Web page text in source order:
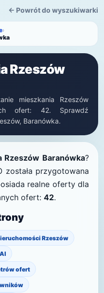
← Powrót do wyszukiwarki
›
Rzeszów
mieszkania Rzeszów
ofert: 42. Sprawdź
Baranówka.
Rzeszów Baranówka?
została przygotowana
realne oferty dla
ofert: 42.
Rzeszów
ofert